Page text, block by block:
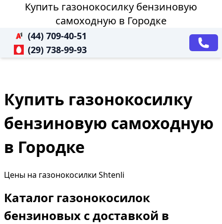
Купить газонокосилку бензиновую
самоходную в Городке
(44) 709-40-51
(29) 738-99-93
Купить газонокосилку
бензиновую самоходную
в Городке
Цены на газонокосилки Shtenli
Каталог газонокосилок
бензиновых с доставкой в